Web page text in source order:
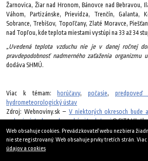
Žarnovica, Žiar nad Hronom, Bánovce nad Bebravou,
Váhom, Partizánske, Prievidza, Trenčín, Galanta,
Sobrance, Trebišov, Topoľčany, Zlaté Moravce,
nad Topľou, kde teplota miestami vystúpi na 33 až 34
„Uvedená teplota vzduchu nie je v danej ročnej
pravdepodobnosť nadmerného zaťaženia organizmu
dodáva SHMÚ.
Viac k témam: horúčavy, počasie, predpoveď
hydrometeorologický ústav
Zdroj: Webnoviny.sk – V niektorých okresoch bude
vydané výstrahy pred vysokými teplotami© SITA
Web obsahuje cookies. Prevádzkovateľ webu nezbiera
nie ste registrovaný. Web obsahuje prvky tretích strán. Viac
údajov a cookies